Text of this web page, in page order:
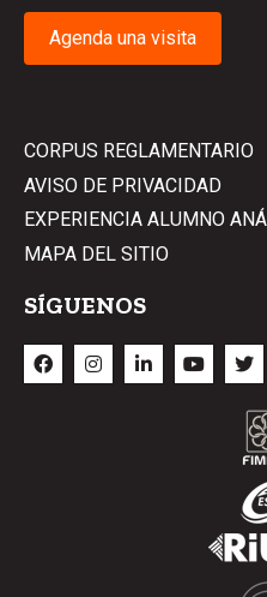
Agenda una visita
CORPUS REGLAMENTARIO
AVISO DE PRIVACIDAD
EXPERIENCIA ALUMNO
MAPA DEL SITIO
SÍGUENOS